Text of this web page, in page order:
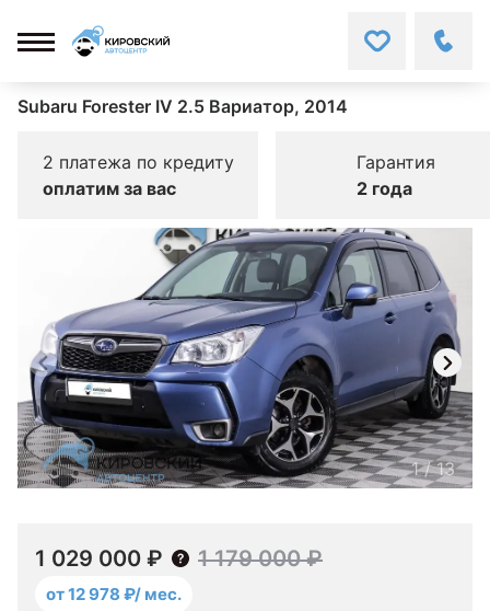
Subaru Forester IV 2.5 Вариатор, 2014
2 платежа по кредиту
оплатим за вас
Гарантия
2 года
1/13
1 029 000 ₽ 1 179 000 ₽
от 12 978 ₽/ мес.